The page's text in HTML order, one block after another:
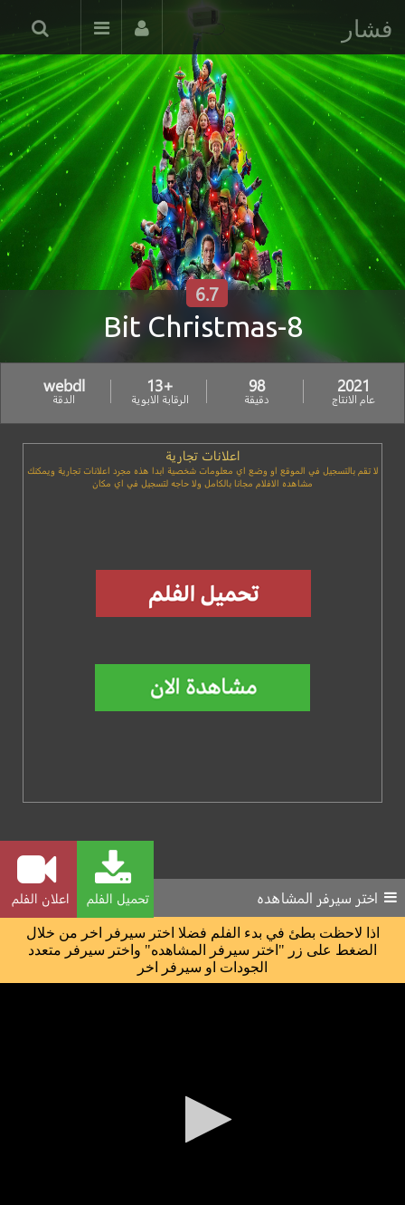
فشار
8-Bit Christmas
6.7
2021
عام الانتاج
98
دقيقة
+13
الرقابة الابوية
webdl
الدقة
اعلانات تجارية
لا تقم بالتسجيل في الموقع او وضع اي معلومات شخصية ابدا هذه مجرد اعلانات تجارية ويمكنك
مشاهده الافلام مجانا بالكامل ولا حاجه لتسجيل في اي مكان
تحميل الفلم اعلان الفلم اختر سيرفر المشاهده
اذا لاحظت بطئ في بدء الفلم فضلا اختر سيرفر اخر من خلال
الضغط على زر "اختر سيرفر المشاهده" واختر سيرفر متعدد
الجودات او سيرفر اخر